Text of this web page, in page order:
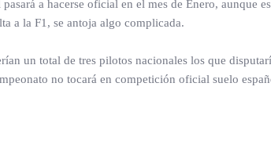
a hacerse oficial en el mes de Enero, aunque
a la F1, se antoja algo complicada.
un total de tres pilotos nacionales los que
no tocará en competición oficial suelo